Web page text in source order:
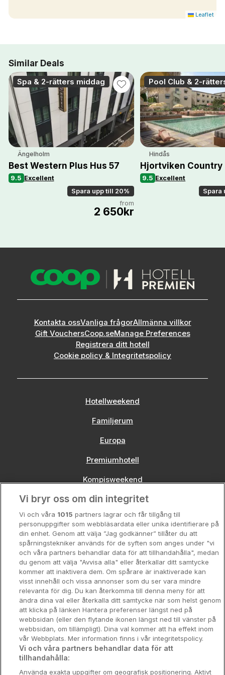
Leaflet
Similar Deals
Spa & 2-rätters middag
Ängelholm
Best Western Plus Hus 57
9.5 Excellent
Spara upp till 20%
from
2 650kr
Pool Club & 2-
Hindås
Hjortviken Country
9.5 Excellent
Spara
Kontakta ossVanliga frågorAllmänna villkor
Gift VouchersCoop.seManage Preferences
Registrera ditt hotell
Cookie policy & Integritetspolicy
Hotellweekend
Familjerum
Europa
Premiumhotell
Kompisweekend
Storstadsweekend
Hotellrum under 995 kr
Spahotell
Sydsverige
Om Hotellpremien
Nya hotell
Stadsweekend
Booking Enquiries:
Vi bryr oss om din integritet
Vi och våra 1015 partners lagrar och får tillgång till
personuppgifter som webbläsardata eller unika identifierare på
din enhet. Genom att välja ”Jag godkänner” tillåter du att
spårningstekniker används för de syften som anges under "vi
och våra partners behandlar data för att tillhandahålla", medan
du genom att välja "Avvisa alla" eller återkallar ditt samtycke
kommer att inaktivera dem. Om spårare är inaktiverade kan
visst innehåll och vissa annonser som du ser vara mindre
relevanta för dig. Du kan återkomma till denna meny för att
ändra dina val eller återkalla ditt samtycke när som helst genom
att klicka på länken Hantera preferenser längst ned på
webbsidan (eller den flytande ikonen längst ned till vänster på
webbsidan, om tillämpligt). Dina val kommer att ha effekt inom
vår Webbplats. Mer information finns i vår integritetspolicy.
Vi och våra partners behandlar data för att
tillhandahålla:
Använda exakta uppgifter om geografisk positionering. Aktivt